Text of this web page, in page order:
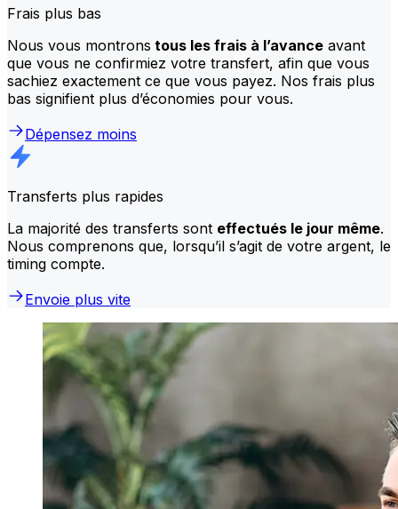
Frais plus bas
Nous vous montrons tous les frais à l’avance avant
que vous ne confirmiez votre transfert, afin que vous
sachiez exactement ce que vous payez. Nos frais plus
bas signifient plus d’économies pour vous.
Dépensez moins
Transferts plus rapides
La majorité des transferts sont effectués le jour même.
Nous comprenons que, lorsqu’il s’agit de votre argent, le
timing compte.
Envoie plus vite